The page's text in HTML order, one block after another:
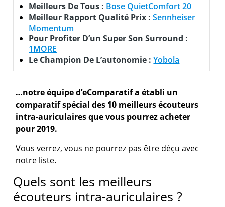
Meilleurs De Tous : Bose QuietComfort 20
Meilleur Rapport Qualité Prix :Sennheiser
Momentum
Pour Profiter D’un Super Son Surround :
1MORE
Le Champion De L’autonomie :Yobola
…notre équipe d’eComparatif a établi un
comparatif spécial des 10 meilleurs écouteurs
intra-auriculaires que vous pourrez acheter
pour 2019.
Vous verrez, vous ne pourrez pas être déçu avec
notre liste.
Quels sont les meilleurs
écouteurs intra-auriculaires ?